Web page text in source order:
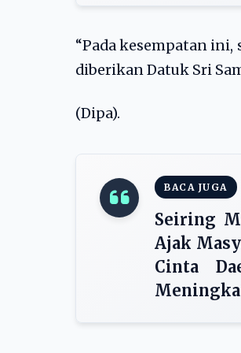
“Pada kesempatan
diberikan Datuk Sri
(Dipa).
BACA JUGA
Seiring
Ajak
Cinta